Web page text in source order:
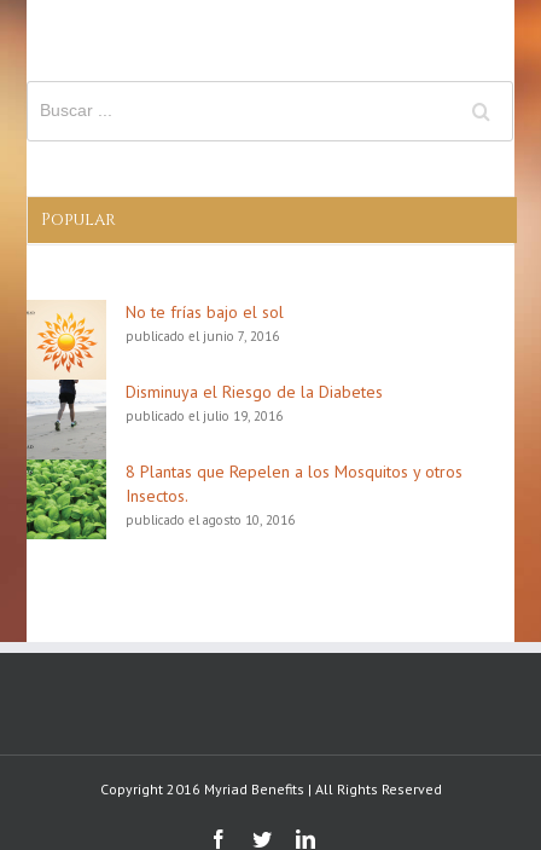
Popular
No te frías bajo el sol
publicado el junio 7, 2016
Disminuya el Riesgo de la Diabetes
publicado el julio 19, 2016
8 Plantas que Repelen a los Mosquitos y otros
Insectos.
publicado el agosto 10, 2016
Copyright 2016 Myriad Benefits | All Rights Reserved